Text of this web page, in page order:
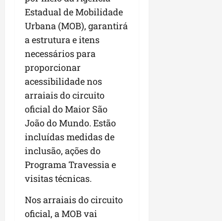
Estadual de Mobilidade
Urbana (MOB), garantirá
a estrutura e itens
necessários para
proporcionar
acessibilidade nos
arraiais do circuito
oficial do Maior São
João do Mundo. Estão
incluídas medidas de
inclusão, ações do
Programa Travessia e
visitas técnicas.
Nos arraiais do circuito
oficial, a MOB vai